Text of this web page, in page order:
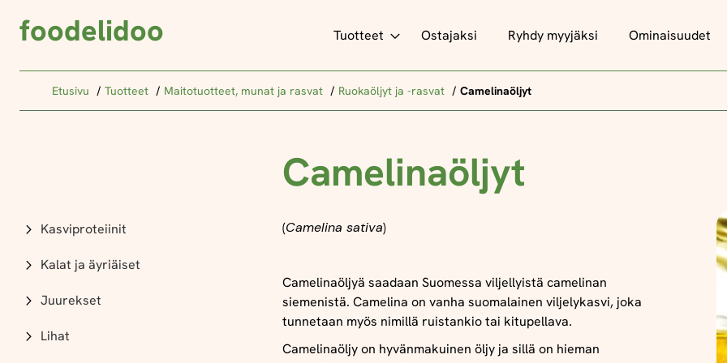
foodelidoo Tuotteet Ostajaksi Ryhdy myyjäksi Ominaisuudet
Etusivu Tuotteet Maitotuotteet, munat ja rasvat Ruokaöljyt ja -rasvat Camelinaöljyt
Camelinaöljyt
(Camelina sativa)
Camelinaöljyä saadaan Suomessa viljellyistä camelinan
siemenistä. Camelina on vanha suomalainen viljelykasvi, joka
tunnetaan myös nimillä ruistankio tai kitupellava.
Camelinaöljy on hyvänmakuinen öljy ja sillä on hieman
Kasviproteiinit
Kalat ja äyriäiset
Juurekset
Lihat